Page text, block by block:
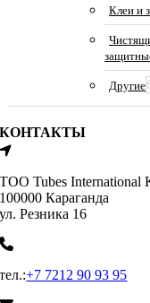
Клеи и
Другие
КОНТАКТЫ
ТОО Tubes International
100000 Караганда
ул. Резника 16
тел.:+7 7212 90 93 95